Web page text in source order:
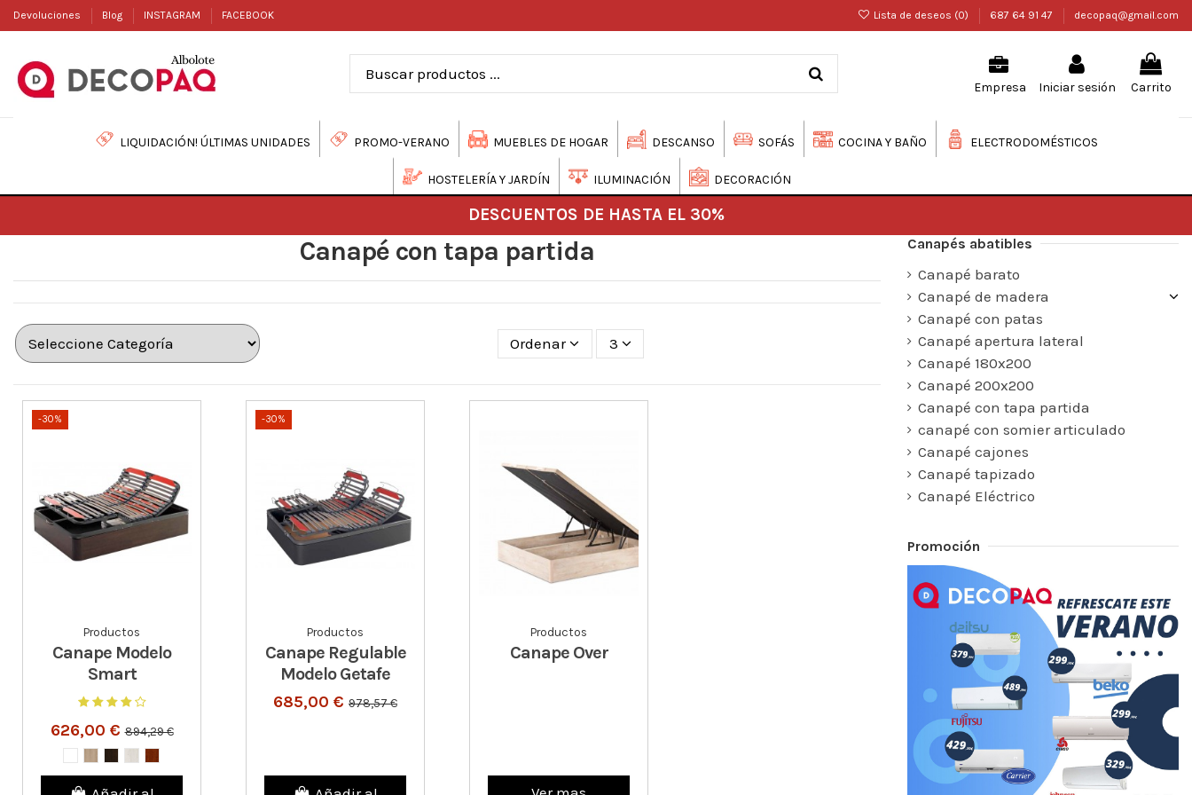
Devoluciones Blog INSTAGRAM FACEBOOK Lista de deseos (0) 687 64 91 47 decopaq@gmail.com
Empresa Iniciar sesión Carrito
LIQUIDACIÓN! ÚLTIMAS UNIDADES PROMO-VERANO MUEBLES DE HOGAR DESCANSO SOFÁS COCINA Y BAÑO ELECTRODOMÉSTICOS
HOSTELERÍA Y JARDÍN ILUMINACIÓN DECORACIÓN
DESCUENTOS DE HASTA EL 30%
Canapé con tapa partida
Ordenar 3
-30%
Productos
Canape Modelo
Smart
626,00 €894,29 €
-30%
Productos
Canape Regulable
Modelo Getafe
685,00 € 978,57 €
Productos
Canape Over
Canapés abatibles
Canapé barato
Canapé de madera
Canapé con patas
Canapé apertura lateral
Canapé 180x200
Canapé 200x200
Canapé con tapa partida
canapé con somier articulado
Canapé cajones
Canapé tapizado
Canapé Eléctrico
Promoción